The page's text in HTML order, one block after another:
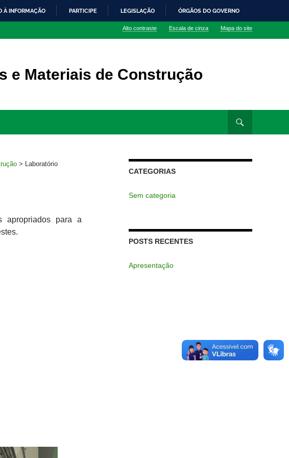
À INFORMAÇÃO PARTICIPE LEGISLAÇÃO ÓRGÃOS DO GOVERNO
Alto contraste Escala de cinza Mapa do site
e Materiais de Construção
> Laboratório
apropriados para a
CATEGORIAS
Sem categoria
POSTS RECENTES
Apresentação